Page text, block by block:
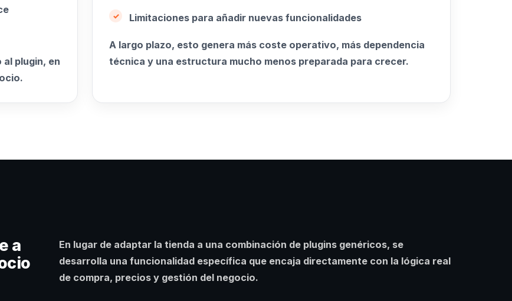
plugin, en
Limitaciones para añadir nuevas funcionalidades
A largo plazo, esto genera más coste operativo, más dependencia
técnica y una estructura mucho menos preparada para crecer.
a
En lugar de adaptar la tienda a una combinación de plugins genéricos, se
desarrolla una funcionalidad específica que encaja directamente con la lógica real
de compra, precios y gestión del negocio.